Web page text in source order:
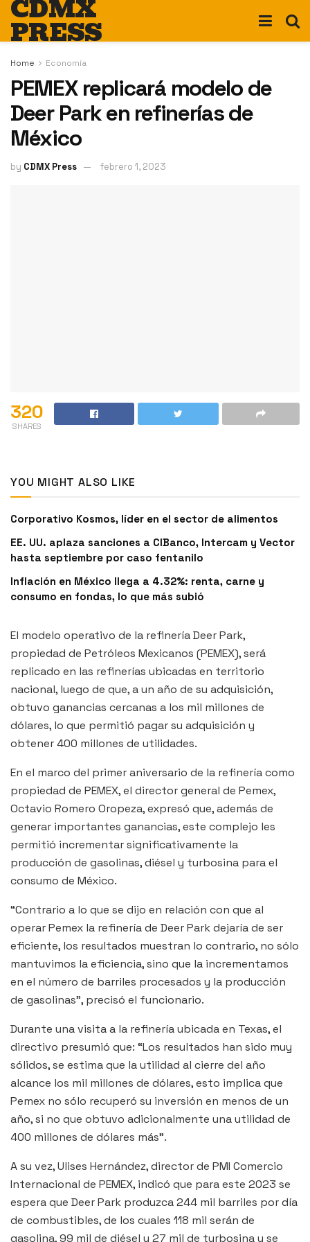
CDMX
PRESS
Home Economía
PEMEX replicará modelo de
Deer Park en refinerías de
México
by CDMX Press febrero 1, 2023
320
SHARES
YOU MIGHT ALSO LIKE
Corporativo Kosmos, líder en el sector de alimentos
EE. UU. aplaza sanciones a CIBanco, Intercam y Vector
hasta septiembre por caso fentanilo
Inflación en México llega a 4.32%: renta, carne y
consumo en fondas, lo que más subió
El modelo operativo de la refinería Deer Park,
propiedad de Petróleos Mexicanos (PEMEX), será
replicado en las refinerías ubicadas en territorio
nacional, luego de que, a un año de su adquisición,
obtuvo ganancias cercanas a los mil millones de
dólares, lo que permitió pagar su adquisición y
obtener 400 millones de utilidades.
En el marco del primer aniversario de la refinería como
propiedad de PEMEX, el director general de Pemex,
Octavio Romero Oropeza, expresó que, además de
generar importantes ganancias, este complejo les
permitió incrementar significativamente la
producción de gasolinas, diésel y turbosina para el
consumo de México.
“Contrario a lo que se dijo en relación con que al
operar Pemex la refinería de Deer Park dejaría de ser
eficiente, los resultados muestran lo contrario, no sólo
mantuvimos la eficiencia, sino que la incrementamos
en el número de barriles procesados y la producción
de gasolinas”, precisó el funcionario.
Durante una visita a la refinería ubicada en Texas, el
directivo presumió que: “Los resultados han sido muy
sólidos, se estima que la utilidad al cierre del año
alcance los mil millones de dólares, esto implica que
Pemex no sólo recuperó su inversión en menos de un
año, si no que obtuvo adicionalmente una utilidad de
400 millones de dólares más”.
A su vez, Ulises Hernández, director de PMI Comercio
Internacional de PEMEX, indicó que para este 2023 se
espera que Deer Park produzca 244 mil barriles por día
de combustibles, de los cuales 118 mil serán de
gasolina, 99 mil de diésel y 27 mil de turbosina y se